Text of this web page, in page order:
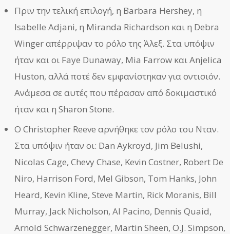
Πριν την τελική επιλογή, η Barbara Hershey, η
Isabelle Adjani, η Miranda Richardson και η Debra
Winger απέρριψαν το ρόλο της Άλεξ. Στα υπόψιν
ήταν και οι Faye Dunaway, Mia Farrow και Anjelica
Huston, αλλά ποτέ δεν εμφανίστηκαν για οντισιόν.
Ανάμεσα σε αυτές που πέρασαν από δοκιμαστικό
ήταν και η Sharon Stone.
Ο Christopher Reeve αρνήθηκε τον ρόλο του Νταν.
Στα υπόψιν ήταν οι: Dan Aykroyd, Jim Belushi,
Nicolas Cage, Chevy Chase, Kevin Costner, Robert De
Niro, Harrison Ford, Mel Gibson, Tom Hanks, John
Heard, Kevin Kline, Steve Martin, Rick Moranis, Bill
Murray, Jack Nicholson, Al Pacino, Dennis Quaid,
Arnold Schwarzenegger, Martin Sheen, O.J. Simpson,